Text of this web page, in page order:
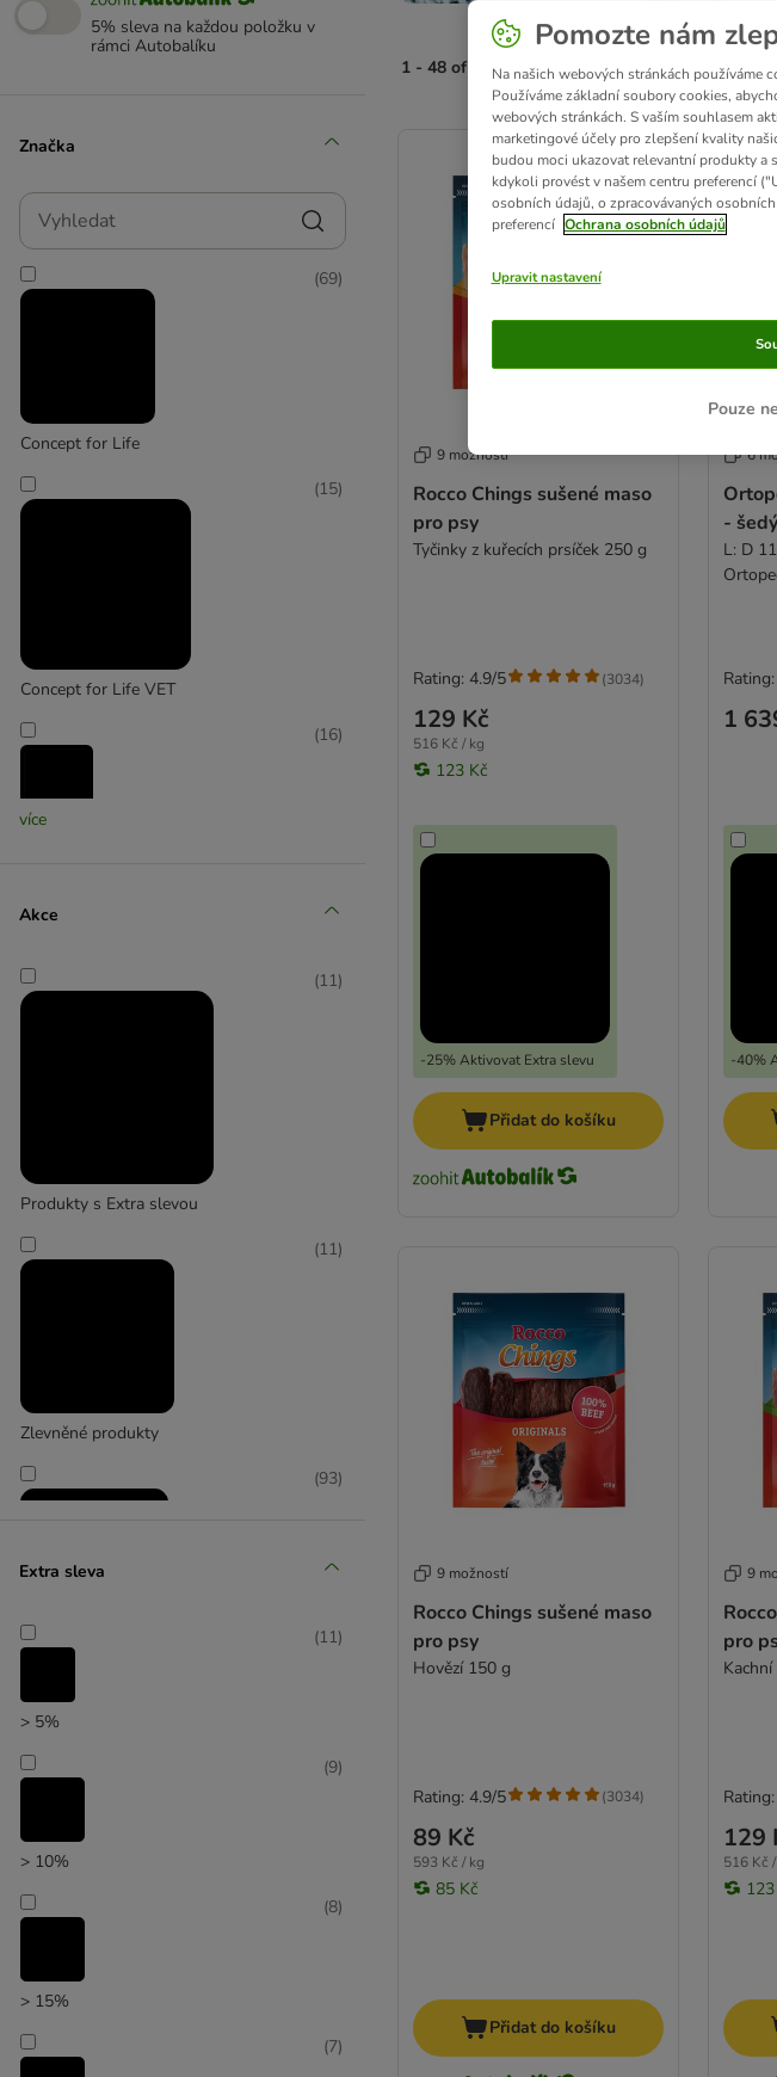
5% sleva na každou položku v
rámci Autobalíku
Značka
Vyhledat
Concept for Life
(69)
Concept for Life VET
(15)
(16)
Lukullus
více
Akce
Produkty s Extra slevou
(11)
Zlevněné produkty
(11)
zoohit doporučuje
(93)
Extra sleva
> 5%
(11)
> 10%
(9)
> 15%
(8)
(7)
1 - 48 of 348 výsledků
product items have been changed
9 možností
Rocco Chings sušené maso
pro psy
Tyčinky z kuřecích prsíček 250 g
129 Kč
516 Kč / kg
123 Kč
-25% Aktivovat Extra slevu
Rating: 4.9/5 (3034)
Přidat do košíku
6
- šedý
L: D
1
-40%
9 možností
Rocco Chings sušené maso
pro psy
Hovězí 150 g
89 Kč
593 Kč / kg
85 Kč
Rating: 4.9/5 (3034)
Přidat do košíku
9
pro
129
516 Kč
Pomozte nám
Na našich webových stránkách používáme
Používáme základní soubory cookies,
webových stránkách. S vaším souhlasem
marketingové účely pro zlepšení kvality
budou moci ukazovat relevantní produkty a
kdykoli provést v našem centru preferencí
osobních údajů, o zpracovávaných
preferencí Ochrana osobních údajů
Upravit nastavení
Pouze